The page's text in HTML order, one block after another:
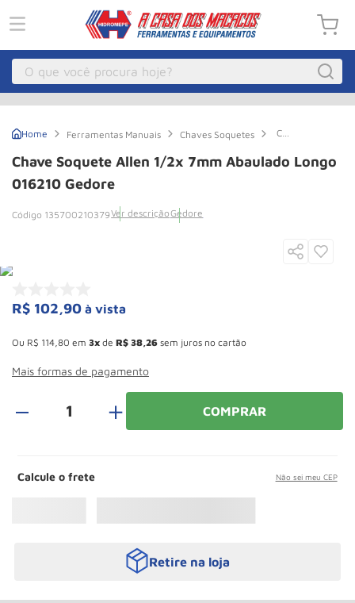
O que você procura hoje?
Ferramentas Manuais Chaves Soquetes
Chave
Allen
1/2x
Chave Soquete Allen 1/2x 7mm Abaulado Longo
016210 Gedore
135700210379Ver descriçãoGedore
R$ 102,90 à vista
Ou R$ 114 80 em 3 de R$ 38 26 sem juros no cartão
Mais formas de pagamento
＋ COMPRAR
Calcule o frete Não sei meu CEP
Retire na loja
º Macaco Hidraulico
8 Talha
9º Paleteira
10 º Rodizio